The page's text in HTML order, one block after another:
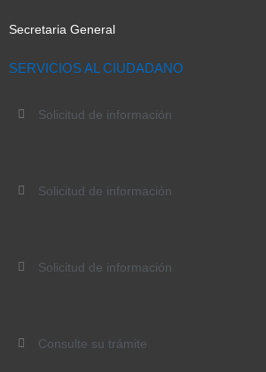
Secretaria General
SERVICIOS AL CIUDADANO
Solicitud de información
Solicitud de información
Solicitud de información
Consulte su trámite